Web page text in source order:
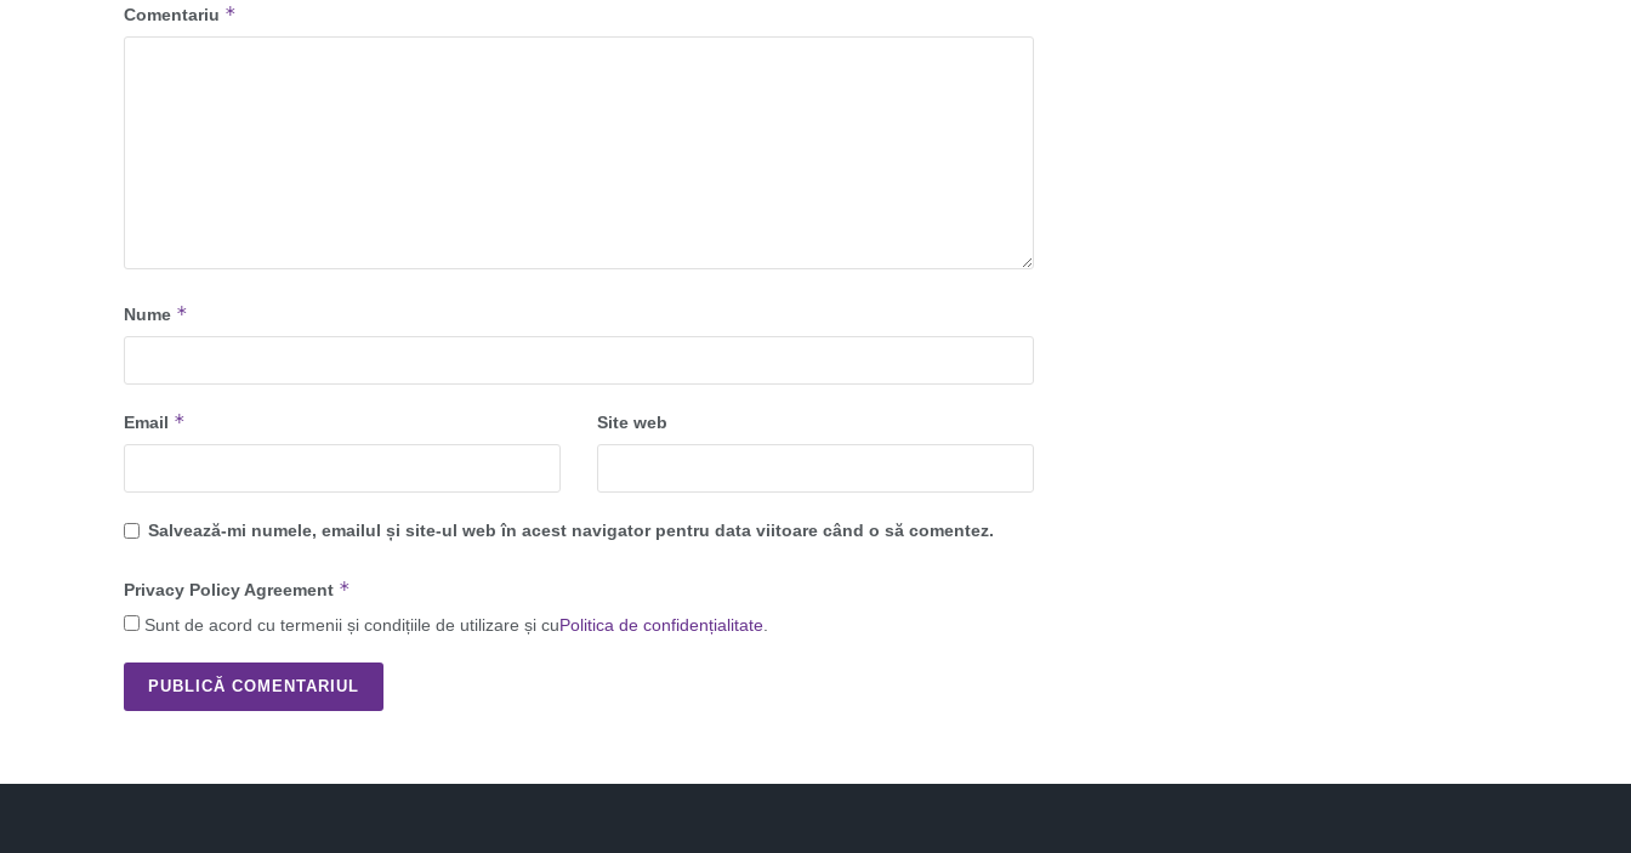
Comentariu *
Nume *
Email * Site web
Salvează-mi numele, emailul și site-ul web în acest navigator pentru data viitoare când o să comentez.
Privacy Policy Agreement *
Sunt de acord cu termenii și condițiile de utilizare și cuPolitica de confidențialitate